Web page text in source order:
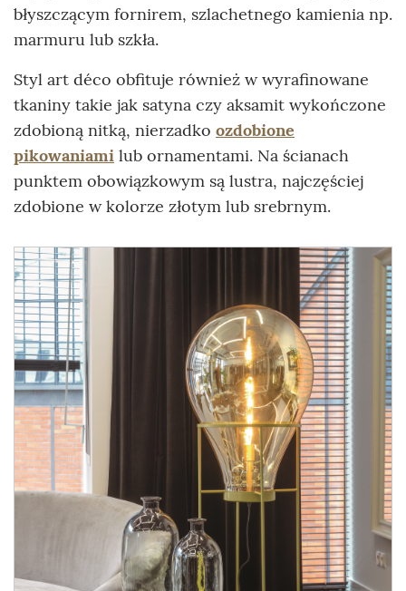
błyszczącym fornirem, szlachetnego kamienia np.
marmuru lub szkła.
Styl art déco obfituje również w wyrafinowane
tkaniny takie jak satyna czy aksamit wykończone
zdobioną nitką, nierzadko ozdobione
pikowaniami lub ornamentami. Na ścianach
punktem obowiązkowym są lustra, najczęściej
zdobione w kolorze złotym lub srebrnym.